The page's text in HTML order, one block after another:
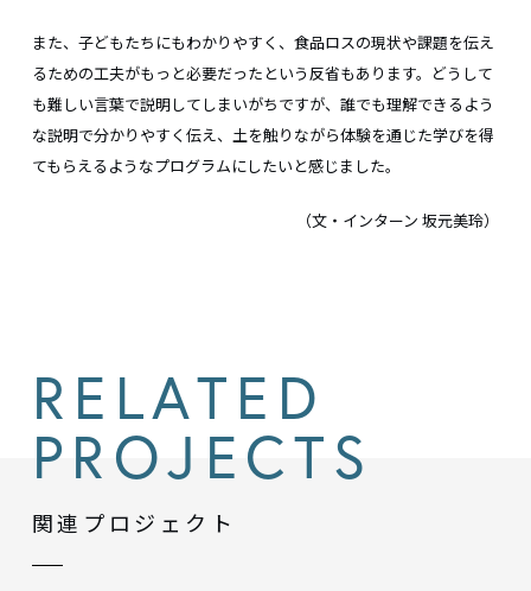
また、子どもたちにもわかりやすく、食品ロスの現状や課題を伝え
るための工夫がもっと必要だったという反省もあります。どうして
も難しい言葉で説明してしまいがちですが、誰でも理解できるよう
な説明で分かりやすく伝え、土を触りながら体験を通じた学びを得
てもらえるようなプログラムにしたいと感じました。
（文・インターン 坂元美玲）
RELATED
PROJECTS
関連プロジェクト